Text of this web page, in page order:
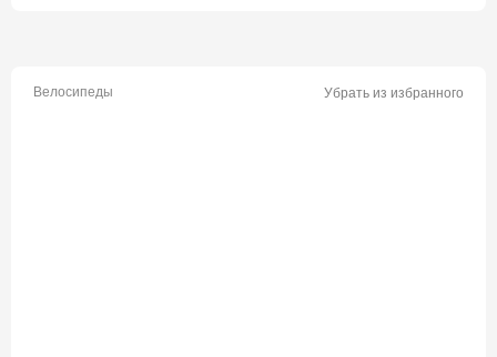
Велосипеды Убрать из избранного